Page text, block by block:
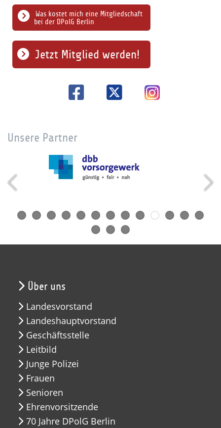
Was kostet mich eine Mitgliedschaft
bei der DPolG Berlin
Jetzt Mitglied werden!
Unsere Partner
Über uns
Landesvorstand
Landeshauptvorstand
Geschäftsstelle
Leitbild
Junge Polizei
Frauen
Senioren
Ehrenvorsitzende
70 Jahre DPolG Berlin